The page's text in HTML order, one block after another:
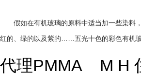
假如在有机玻璃的原料中适当加一些染料
红的、绿的以及紫的 五光十色的彩色有机
代理PMMA M H